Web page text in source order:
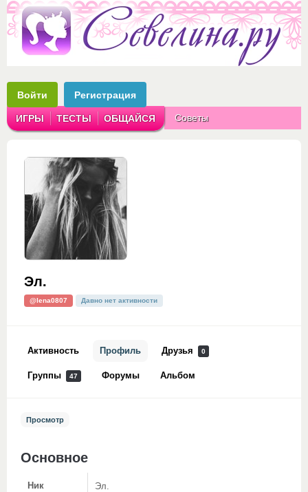
Войти Регистрация
ИГРЫ ТЕСТЫ ОБЩАЙСЯ Советы
Эл.
@lena0807 Давно нет активности
Активность Профиль Друзья 0
Группы 47 Форумы Альбом
Просмотр
Основное
Ник Эл.